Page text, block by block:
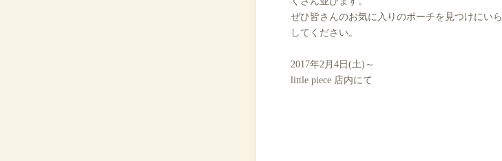
ぜひ皆さんのお気に入りのポーチを見つけにいら
してください。
2017年2月4日(土)～
little piece 店内にて